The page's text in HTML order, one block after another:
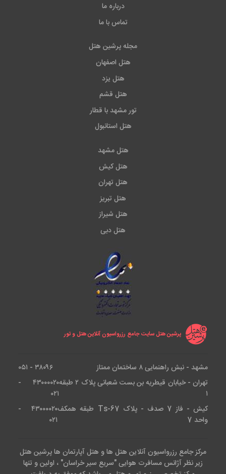
درباره ما
تماس با ما
مجله پرشین هتل
هتل اصفهان
هتل یزد
هتل قشم
تور مشهد با قطار
هتل استانبول
هتل مشهد
هتل کیش
هتل تهران
هتل تبریز
هتل شیراز
هتل دبی
پرشین هتل سایت جامع رزرواسیون آنلاین هتل و تور
مشهد - نبش راهنمایی ۸ ساختمان ممتاز
۳۸۰۹۶ - ۰۵۱
تهران - خیابان قیطریه بن بست شعبانی پلاک ۲ طبقه
۱
۴۳۰۰۰۰۲۰ -
۰۲۱
کیش - فاز 7 صدف - پلاک Ts-67 طبقه همکف
واحد 7
۴۳۰۰۰۰۲۰ -
۰۲۱
مرکز جامع رزرواسیون آنلاین هتل ها و هتل آپارتمان ها پرشین هتل
زیر نظر آژانس مسافرت هوایی "سریع سیر خراسان" ، اولین و تنها